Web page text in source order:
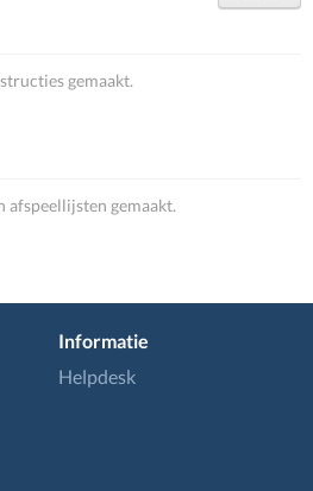
gemaakt.
afspeellijsten gemaakt.
Informatie
Helpdesk